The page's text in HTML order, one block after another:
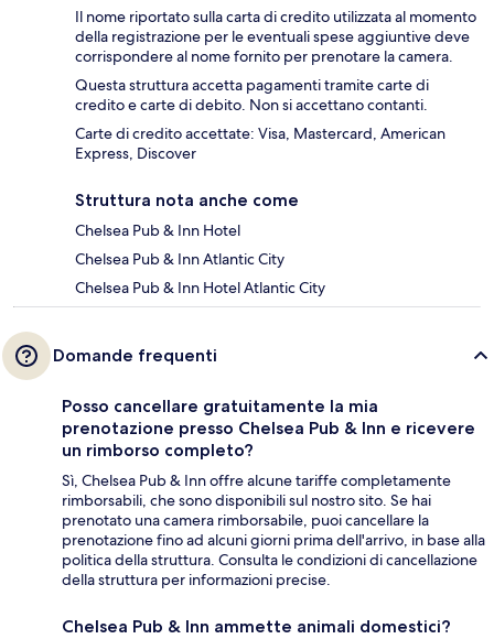
Il nome riportato sulla carta di credito utilizzata al momento
della registrazione per le eventuali spese aggiuntive deve
corrispondere al nome fornito per prenotare la camera.
Questa struttura accetta pagamenti tramite carte di
credito e carte di debito. Non si accettano contanti.
Carte di credito accettate: Visa, Mastercard, American
Express, Discover
Struttura nota anche come
Chelsea Pub & Inn Hotel
Chelsea Pub & Inn Atlantic City
Chelsea Pub & Inn Hotel Atlantic City
Domande frequenti
Posso cancellare gratuitamente la mia
prenotazione presso Chelsea Pub & Inn e ricevere
un rimborso completo?
Sì, Chelsea Pub & Inn offre alcune tariffe completamente
rimborsabili, che sono disponibili sul nostro sito. Se hai
prenotato una camera rimborsabile, puoi cancellare la
prenotazione fino ad alcuni giorni prima dell'arrivo, in base alla
politica della struttura. Consulta le condizioni di cancellazione
della struttura per informazioni precise.
Chelsea Pub & Inn ammette animali domestici?